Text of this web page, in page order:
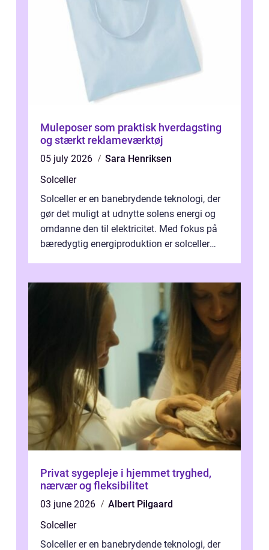
Muleposer som praktisk hverdagsting
og stærkt reklameværktøj
05 july 2026
Sara Henriksen
Solceller
Solceller er en banebrydende teknologi, der
gør det muligt at udnytte solens energi og
omdanne den til elektricitet. Med fokus på
bæredygtig energiproduktion er solceller
Privat sygepleje i hjemmet tryghed,
nærvær og fleksibilitet
03 june 2026
Albert Pilgaard
Solceller
Solceller er en banebrydende teknologi, der